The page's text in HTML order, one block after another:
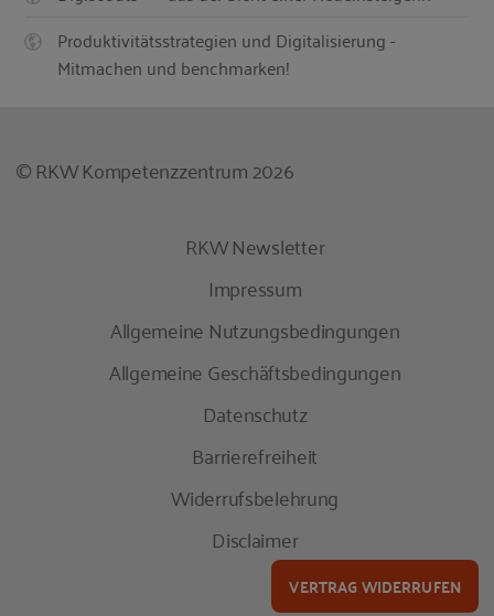
Produktivitätsstrategien und Digitalisierung -
Mitmachen und benchmarken!
© RKW Kompetenzzentrum 2026
RKW Newsletter
Impressum
Allgemeine Nutzungsbedingungen
Allgemeine Geschäftsbedingungen
Datenschutz
Barrierefreiheit
Widerrufsbelehrung
Disclaimer
VERTRAG WIDERRUFEN